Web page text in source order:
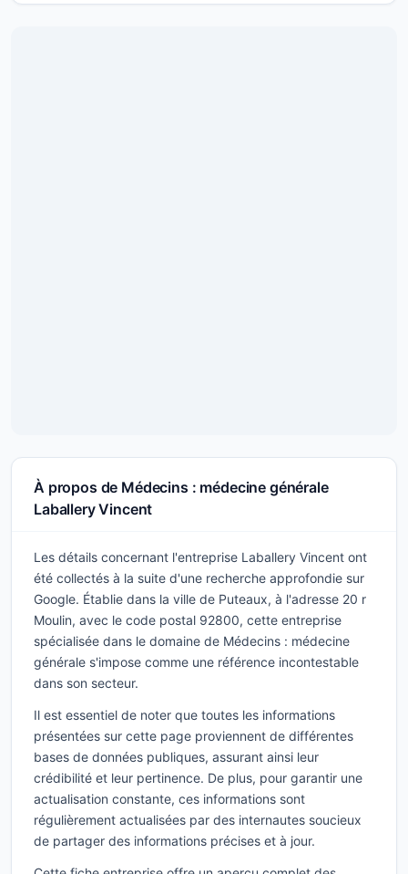
À propos de Médecins : médecine générale
Laballery Vincent
Les détails concernant l'entreprise Laballery Vincent ont
été collectés à la suite d'une recherche approfondie sur
Google. Établie dans la ville de Puteaux, à l'adresse 20 r
Moulin, avec le code postal 92800, cette entreprise
spécialisée dans le domaine de Médecins : médecine
générale s'impose comme une référence incontestable
dans son secteur.
Il est essentiel de noter que toutes les informations
présentées sur cette page proviennent de différentes
bases de données publiques, assurant ainsi leur
crédibilité et leur pertinence. De plus, pour garantir une
actualisation constante, ces informations sont
régulièrement actualisées par des internautes soucieux
de partager des informations précises et à jour.